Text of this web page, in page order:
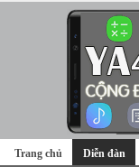
Trang chủ Diễn đàn